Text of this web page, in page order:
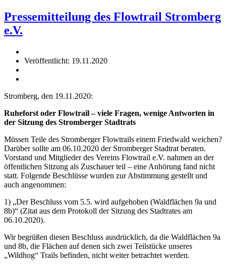
Pressemitteilung des Flowtrail Stromberg
e.V.
Veröffentlicht: 19.11.2020
Stromberg, den 19.11.2020:
Ruheforst oder Flowtrail – viele Fragen, wenige Antworten in
der Sitzung des Stromberger Stadtrats
Müssen Teile des Stromberger Flowtrails einem Friedwald weichen?
Darüber sollte am 06.10.2020 der Stromberger Stadtrat beraten.
Vorstand und Mitglieder des Vereins Flowtrail e.V. nahmen an der
öffentlichen Sitzung als Zuschauer teil – eine Anhörung fand nicht
statt. Folgende Beschlüsse wurden zur Abstimmung gestellt und
auch angenommen:
1) „Der Beschluss vom 5.5. wird aufgehoben (Waldflächen 9a und
8b)“ (Zitat aus dem Protokoll der Sitzung des Stadtrates am
06.10.2020).
Wir begrüßen diesen Beschluss ausdrücklich, da die Waldflächen 9a
und 8b, die Flächen auf denen sich zwei Teilstücke unseres
„Wildhog“ Trails befinden, nicht weiter betrachtet werden.